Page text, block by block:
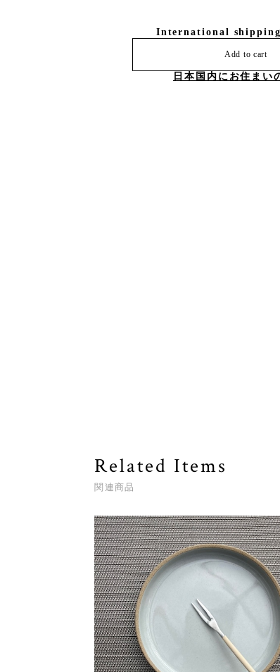
International
Add to cart
日本国内にお住まい
Related Items
関連商品